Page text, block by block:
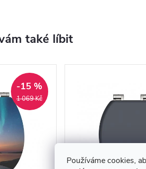
Používáme cookies,
také líbit
1 069 Kč
-15 %